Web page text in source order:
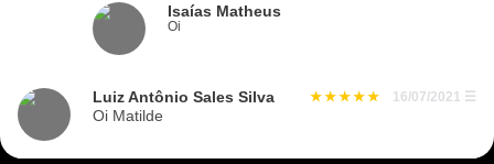
Isaías Matheus
Oi
Luiz Antônio Sales Silva 16/07/2021 ☰
Oi Matilde